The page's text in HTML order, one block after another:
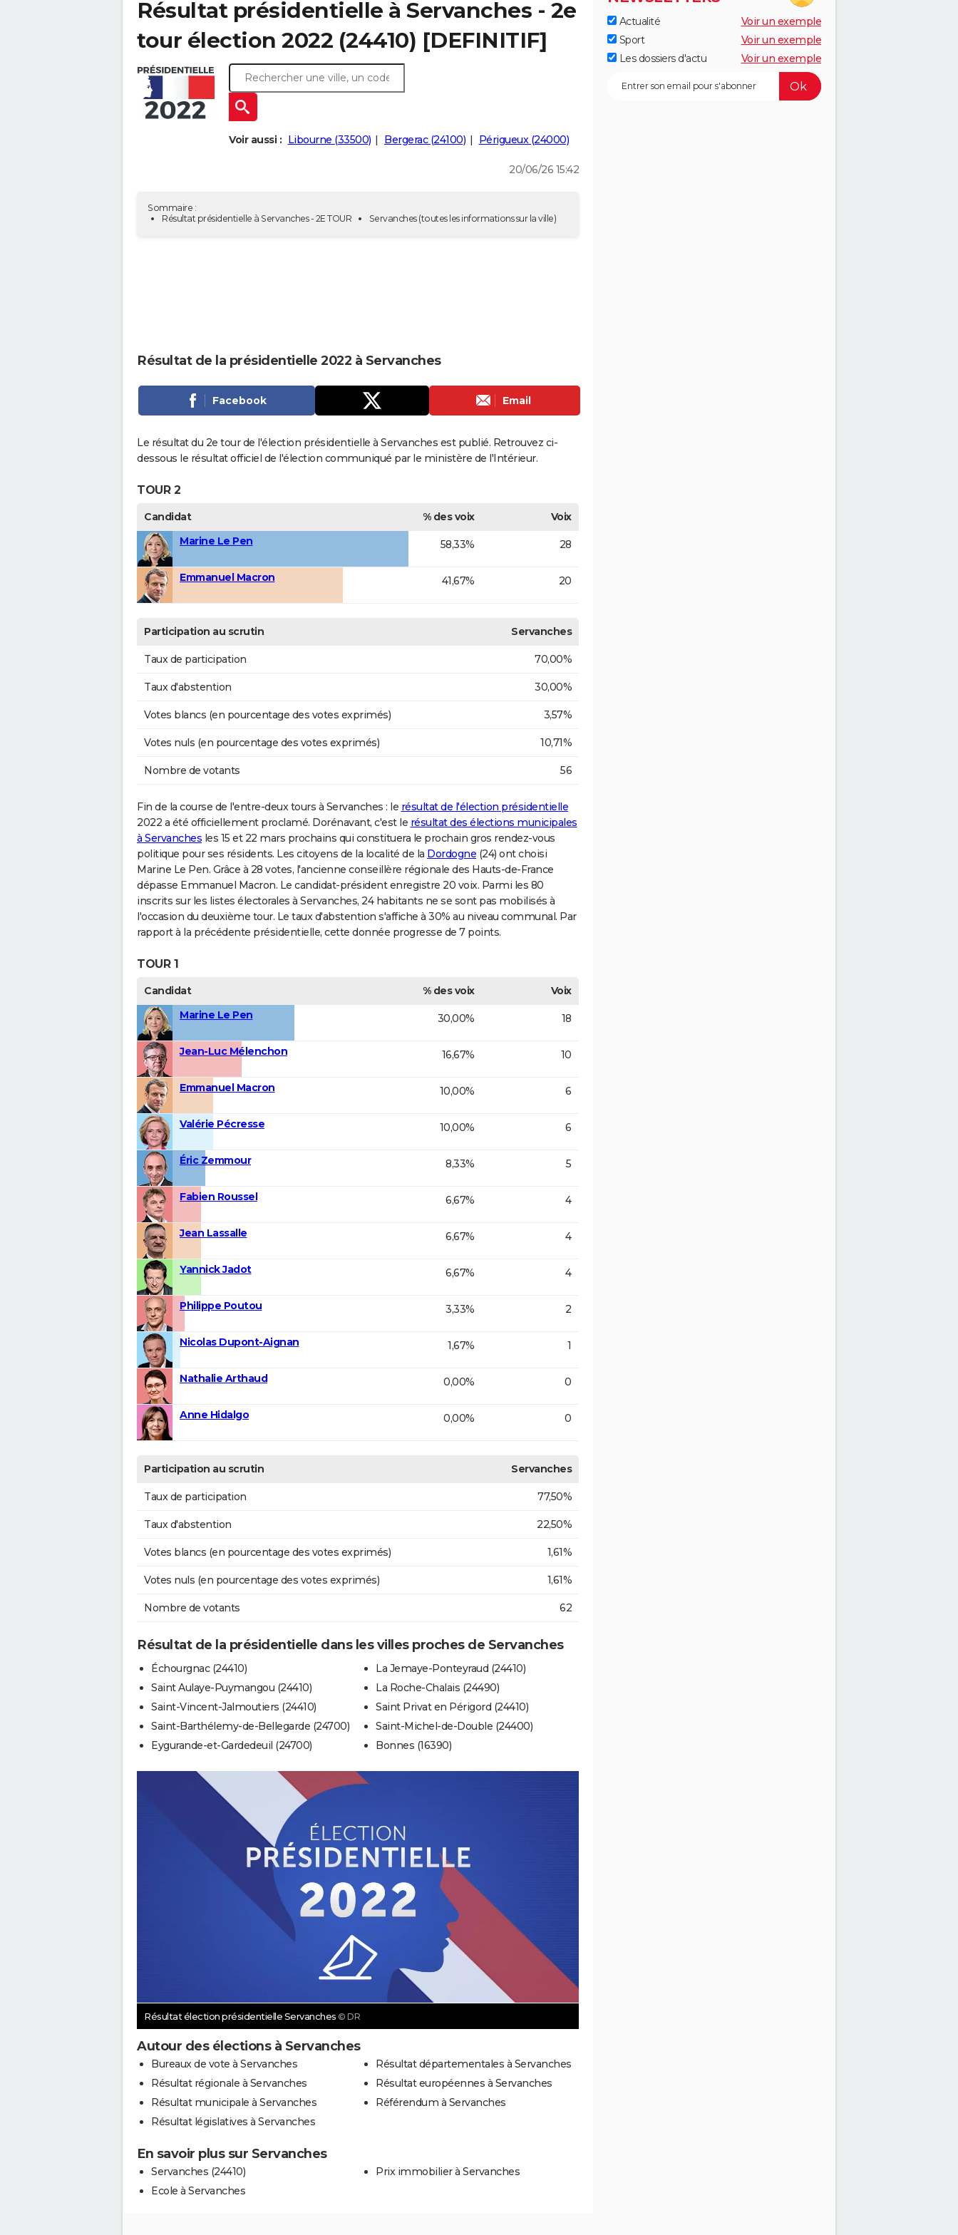
Résultat présidentielle à Servanches - 2e
tour élection 2022 (24410) [DEFINITIF]
Voir aussi : Libourne (33500) Bergerac (24100) Périgueux (24000)
20/06/26 15:42
Sommaire :
Résultat présidentielle à Servanches - 2E TOUR
Servanches(toutes les informations sur la ville)
Résultat de la présidentielle 2022 à Servanches
Facebook Email
Le résultat du 2e tour de l'élection présidentielle à Servanches est publié. Retrouvez ci-
dessous le résultat officiel de l'élection communiqué par le ministère de l'Intérieur.
TOUR 2
Candidat % des voix
Voix
Marine Le Pen
58,33% 28
Emmanuel Macron 41,67% 20
Participation au scrutin Servanches
Taux de participation 70,00%
Taux d'abstention 30,00%
Votes blancs (en pourcentage des votes exprimés) 3,57%
Votes nuls (en pourcentage des votes exprimés) 10,71%
Nombre de votants 56
Fin de la course de l'entre-deux tours à Servanches : le résultat de l'élection présidentielle
2022 a été officiellement proclamé. Dorénavant, c'est le résultat des élections municipales
à Servanches les 15 et 22 mars prochains qui constituera le prochain gros rendez-vous
politique pour ses résidents. Les citoyens de la localité de la Dordogne (24) ont choisi
Marine Le Pen. Grâce à 28 votes, l'ancienne conseillère régionale des Hauts-de-France
dépasse Emmanuel Macron. Le candidat-président enregistre 20 voix. Parmi les 80
inscrits sur les listes électorales à Servanches, 24 habitants ne se sont pas mobilisés à
l'occasion du deuxième tour. Le taux d'abstention s'affiche à 30% au niveau communal. Par
rapport à la précédente présidentielle, cette donnée progresse de 7 points.
TOUR 1
Candidat % des voix
Voix
Marine Le Pen
30,00% 18
Jean-Luc Mélenchon 16,67% 10
Emmanuel Macron 10,00% 6
Valérie Pécresse 10,00% 6
Éric Zemmour 8,33% 5
Fabien Roussel 6,67% 4
Jean Lassalle 6,67% 4
Yannick Jadot 6,67% 4
Philippe Poutou 3,33% 2
Nicolas Dupont-Aignan 1,67% 1
Nathalie Arthaud 0,00% 0
Anne Hidalgo 0,00% 0
Participation au scrutin Servanches
Taux de participation 77,50%
Taux d'abstention 22,50%
Votes blancs (en pourcentage des votes exprimés) 1,61%
Votes nuls (en pourcentage des votes exprimés) 1,61%
Nombre de votants 62
Résultat de la présidentielle dans les villes proches de Servanches
Échourgnac (24410)
Saint Aulaye-Puymangou (24410)
Saint-Vincent-Jalmoutiers (24410)
Saint-Barthélemy-de-Bellegarde (24700)
Eygurande-et-Gardedeuil (24700)
La Jemaye-Ponteyraud (24410)
La Roche-Chalais (24490)
Saint Privat en Périgord (24410)
Saint-Michel-de-Double (24400)
Bonnes (16390)
Résultat élection présidentielle Servanches © DR
Autour des élections à Servanches
Bureaux de vote à Servanches
Résultat régionale à Servanches
Résultat municipale à Servanches
Résultat législatives à Servanches
Résultat départementales à Servanches
Résultat européennes à Servanches
Référendum à Servanches
En savoir plus sur Servanches
Servanches (24410)
Ecole à Servanches
Prix immobilier à Servanches
Actualité
Voir un exemple
Sport
Voir un exemple
Les dossiers d'actu
Voir un exemple